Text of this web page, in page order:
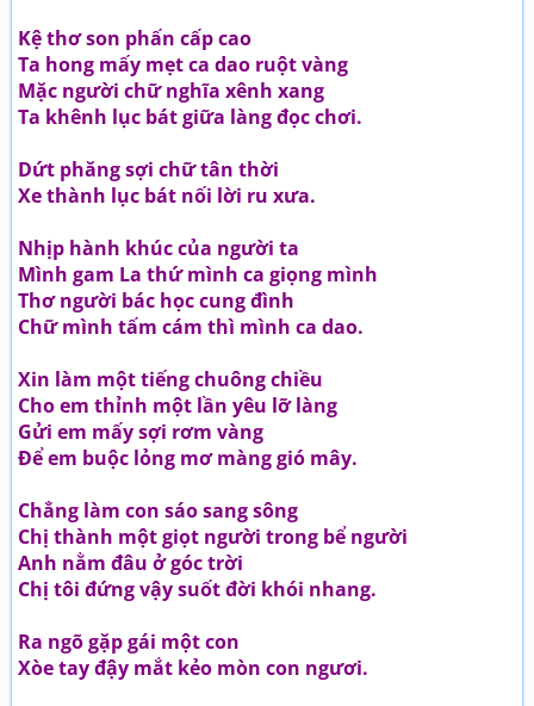
Kệ thơ son phấn cấp cao
Ta hong mấy mẹt ca dao ruột vàng
Mặc người chữ nghĩa xênh xang
Ta khênh lục bát giữa làng đọc chơi.
Dứt phăng sợi chữ tân thời
Xe thành lục bát nối lời ru xưa.
Nhịp hành khúc của người ta
Mình gam La thứ mình ca giọng mình
Thơ người bác học cung đình
Chữ mình tấm cám thì mình ca dao.
Xin làm một tiếng chuông chiều
Cho em thỉnh một lần yêu lỡ làng
Gửi em mấy sợi rơm vàng
Để em buộc lỏng mơ màng gió mây.
Chẳng làm con sáo sang sông
Chị thành một giọt người trong bể người
Anh nằm đâu ở góc trời
Chị tôi đứng vậy suốt đời khói nhang.
Ra ngõ gặp gái một con
Xòe tay đậy mắt kẻo mòn con ngươi.